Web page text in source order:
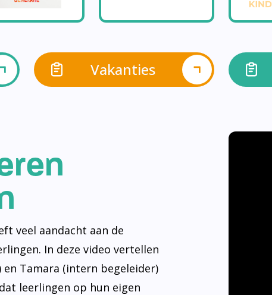
Vakanties
veel aandacht aan de
In deze video vertellen
Tamara (intern begeleider)
leerlingen op hun eigen